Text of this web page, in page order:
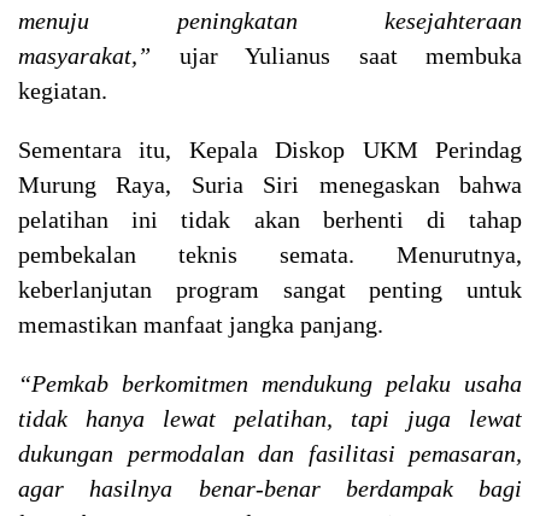
menuju peningkatan kesejahteraan
masyarakat,”
ujar Yulianus saat membuka
kegiatan.
Sementara itu, Kepala Diskop UKM Perindag
Murung Raya, Suria Siri menegaskan bahwa
pelatihan ini tidak akan berhenti di tahap
pembekalan teknis semata. Menurutnya,
keberlanjutan program sangat penting untuk
memastikan manfaat jangka panjang.
“Pemkab berkomitmen mendukung pelaku usaha
tidak hanya lewat pelatihan, tapi juga lewat
dukungan permodalan dan fasilitasi pemasaran,
agar hasilnya benar-benar berdampak bagi